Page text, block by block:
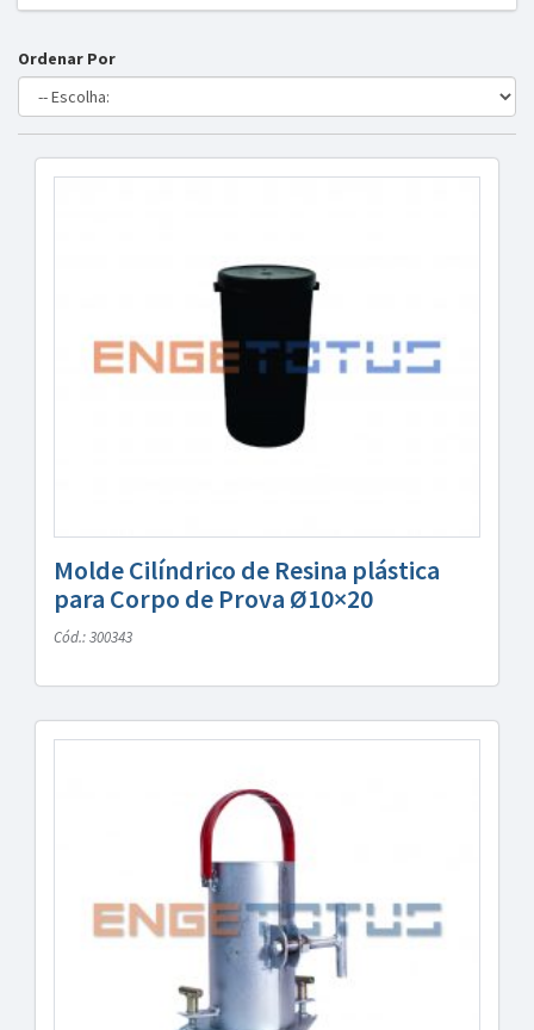
Ordenar Por
Molde Cilíndrico de Resina plástica
para Corpo de Prova Ø10×20
Cód.: 300343